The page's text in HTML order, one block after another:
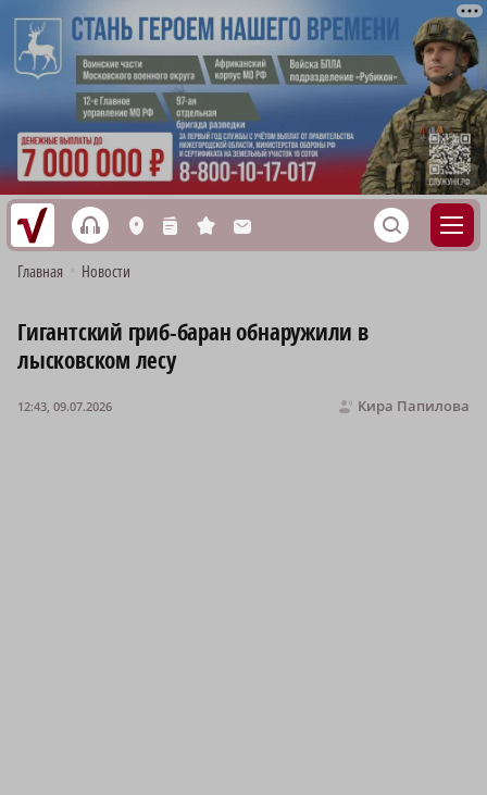
h L n s M S
Главная Новости
Гигантский гриб-баран обнаружили в
лысковском лесу
Кира Папилова
12:43, 09.07.2026